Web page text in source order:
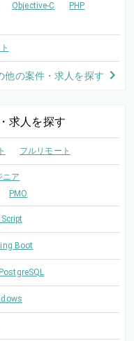
Objective-C
PHP
他の案件・求人を探す
求人を探す
フルリモート
ニア
PMO
Boot
PostgreSQL